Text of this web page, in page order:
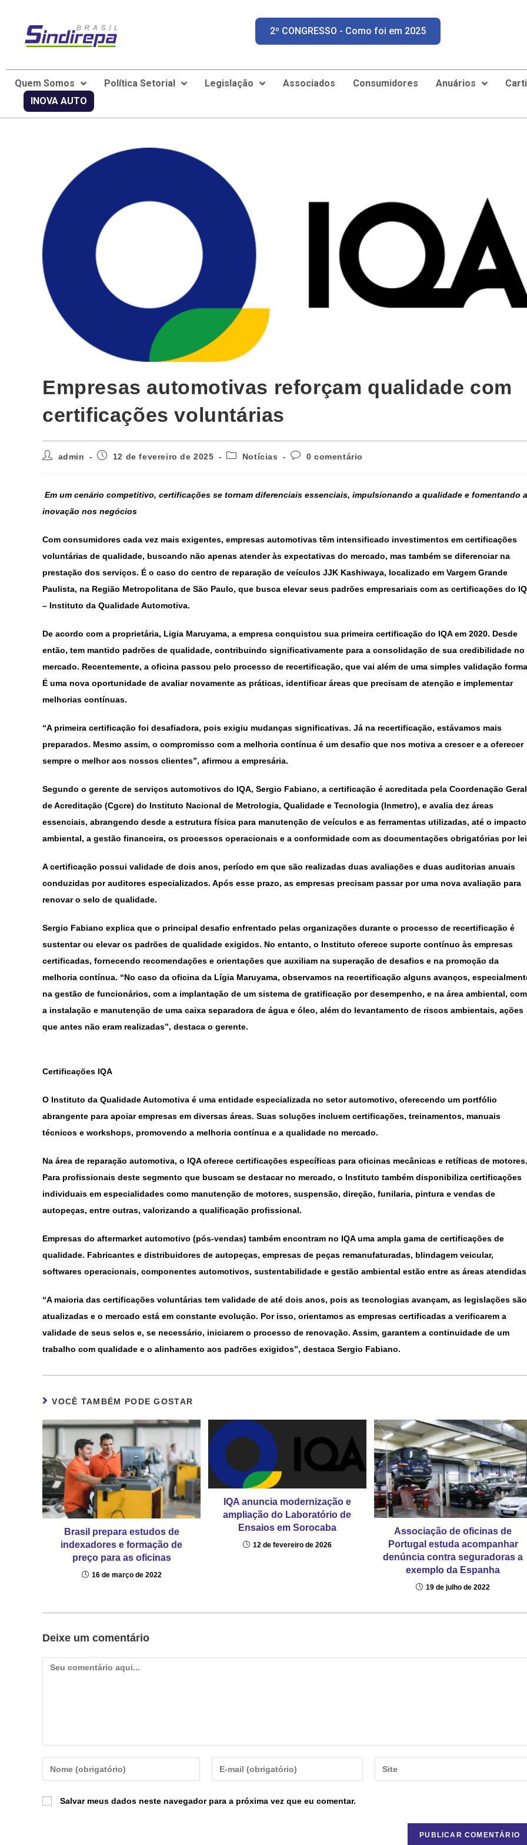
2º CONGRESSO - Como foi em 2025
Quem Somos Política Setorial Legislação Associados Consumidores Anuários
INOVA AUTO
Empresas automotivas reforçam qualidade com
certificações voluntárias
admin 12 de fevereiro de 2025 Notícias 0 comentário
Em um cenário competitivo, certificações se tornam diferenciais essenciais, impulsionando a qualidade e fomentando a
inovação nos negócios
Com consumidores cada vez mais exigentes, empresas automotivas têm intensificado investimentos em certificações
voluntárias de qualidade, buscando não apenas atender às expectativas do mercado, mas também se diferenciar na
prestação dos serviços. É o caso do centro de reparação de veículos JJK Kashiwaya, localizado em Vargem Grande
Paulista, na Região Metropolitana de São Paulo, que busca elevar seus padrões empresariais com as certificações do
– Instituto da Qualidade Automotiva.
De acordo com a proprietária, Ligia Maruyama, a empresa conquistou sua primeira certificação do IQA em 2020. Desde
então, tem mantido padrões de qualidade, contribuindo significativamente para a consolidação de sua credibilidade no
mercado. Recentemente, a oficina passou pelo processo de recertificação, que vai além de uma simples validação
É uma nova oportunidade de avaliar novamente as práticas, identificar áreas que precisam de atenção e implementar
melhorias contínuas.
“A primeira certificação foi desafiadora, pois exigiu mudanças significativas. Já na recertificação, estávamos mais
preparados. Mesmo assim, o compromisso com a melhoria contínua é um desafio que nos motiva a crescer e a oferecer
sempre o melhor aos nossos clientes”, afirmou a empresária.
Segundo o gerente de serviços automotivos do IQA, Sergio Fabiano, a certificação é acreditada pela Coordenação Geral
de Acreditação (Cgcre) do Instituto Nacional de Metrologia, Qualidade e Tecnologia (Inmetro), e avalia dez áreas
essenciais, abrangendo desde a estrutura física para manutenção de veículos e as ferramentas utilizadas, até o impacto
ambiental, a gestão financeira, os processos operacionais e a conformidade com as documentações obrigatórias por
A certificação possui validade de dois anos, período em que são realizadas duas avaliações e duas auditorias anuais
conduzidas por auditores especializados. Após esse prazo, as empresas precisam passar por uma nova avaliação para
renovar o selo de qualidade.
Sergio Fabiano explica que o principal desafio enfrentado pelas organizações durante o processo de recertificação é
sustentar ou elevar os padrões de qualidade exigidos. No entanto, o Instituto oferece suporte contínuo às empresas
certificadas, fornecendo recomendações e orientações que auxiliam na superação de desafios e na promoção da
melhoria contínua. “No caso da oficina da Lígia Maruyama, observamos na recertificação alguns avanços,
na gestão de funcionários, com a implantação de um sistema de gratificação por desempenho, e na área ambiental, com
a instalação e manutenção de uma caixa separadora de água e óleo, além do levantamento de riscos ambientais, ações
que antes não eram realizadas”, destaca o gerente.
Certificações IQA
O Instituto da Qualidade Automotiva é uma entidade especializada no setor automotivo, oferecendo um portfólio
abrangente para apoiar empresas em diversas áreas. Suas soluções incluem certificações, treinamentos, manuais
técnicos e workshops, promovendo a melhoria contínua e a qualidade no mercado.
Na área de reparação automotiva, o IQA oferece certificações específicas para oficinas mecânicas e retíficas de motores.
Para profissionais deste segmento que buscam se destacar no mercado, o Instituto também disponibiliza certificações
individuais em especialidades como manutenção de motores, suspensão, direção, funilaria, pintura e vendas de
autopeças, entre outras, valorizando a qualificação profissional.
Empresas do aftermarket automotivo (pós-vendas) também encontram no IQA uma ampla gama de certificações de
qualidade. Fabricantes e distribuidores de autopeças, empresas de peças remanufaturadas, blindagem veicular,
softwares operacionais, componentes automotivos, sustentabilidade e gestão ambiental estão entre as áreas
“A maioria das certificações voluntárias tem validade de até dois anos, pois as tecnologias avançam, as legislações são
atualizadas e o mercado está em constante evolução. Por isso, orientamos as empresas certificadas a verificarem a
validade de seus selos e, se necessário, iniciarem o processo de renovação. Assim, garantem a continuidade de um
trabalho com qualidade e o alinhamento aos padrões exigidos”, destaca Sergio Fabiano.
VOCÊ TAMBÉM PODE GOSTAR
Brasil prepara estudos de
indexadores e formação de
preço para as oficinas
16 de março de 2022
IQA anuncia modernização e
ampliação do Laboratório de
Ensaios em Sorocaba
12 de fevereiro de 2026
Associação de oficinas de
Portugal estuda acompanhar
denúncia contra seguradoras a
exemplo da Espanha
19 de julho de 2022
Deixe um comentário
Salvar meus dados neste navegador para a próxima vez que eu comentar.